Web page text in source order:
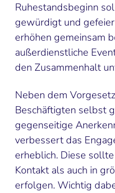
Ruhestandsbeginn
gewürdigt und
erhöhen gemeinsam
außerdienstliche
den Zusammenhalt
Neben dem
Beschäftigten selbst
gegenseitige
verbessert das
erheblich. Diese
Kontakt als auch in
erfolgen. Wichtig